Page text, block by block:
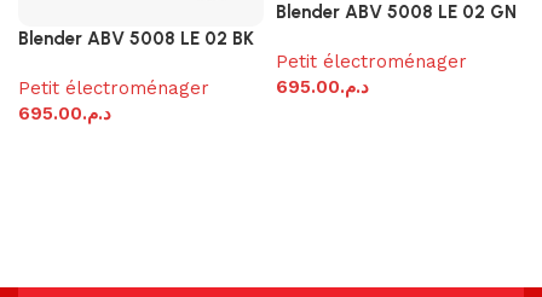
Blender ABV 5008 LE 02 BK
Petit électroménager
د.م.695.00
Blender ABV 5008 LE 02 GN
Petit électroménager
د.م.695.00